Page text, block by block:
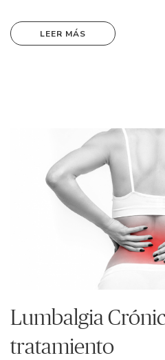
LEER MÁS
Lumbalgia
tratamiento